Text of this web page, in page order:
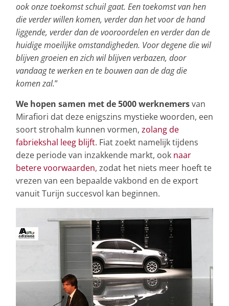
ook onze toekomst schuil gaat. Een toekomst van hen
die verder willen komen, verder dan het voor de hand
liggende, verder dan de vooroordelen en verder dan de
huidige moeilijke omstandigheden. Voor degene die wil
blijven groeien en zich wil blijven verbazen, door
vandaag te werken en te bouwen aan de dag die
komen zal.”
We hopen samen met de 5000 werknemersvan
Mirafiori dat deze enigszins mystieke woorden, een
soort strohalm kunnen vormen, zolang de
fabriekshal leeg blijft. Fiat zoekt namelijk tijdens
deze periode van inzakkende markt, ook naar
betere voorwaarden, zodat het niets meer hoeft te
vrezen van een bepaalde vakbond en de export
vanuit Turijn succesvol kan beginnen.